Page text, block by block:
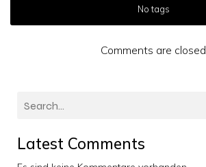
No tags
Comments are closed
Latest Comments